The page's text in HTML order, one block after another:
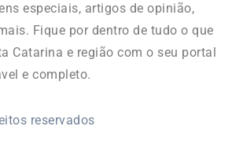
especiais, artigos de opinião,
Fique por dentro de tudo o que
Catarina e região com o seu portal
e completo.
reservados